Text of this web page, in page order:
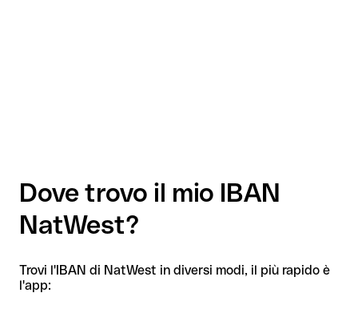
Dove trovo il mio IBAN
NatWest?
Trovi l'IBAN di NatWest in diversi modi, il più rapido è
l'app: